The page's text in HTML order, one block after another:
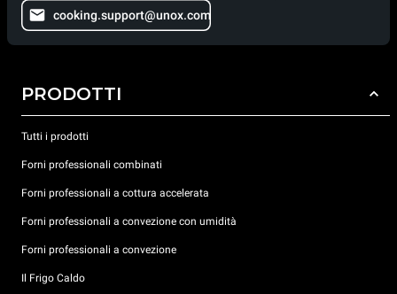
cooking.support@unox.com
PRODOTTI
Tutti i prodotti
Forni professionali combinati
Forni professionali a cottura accelerata
Forni professionali a convezione con umidità
Forni professionali a convezione
Il Frigo Caldo